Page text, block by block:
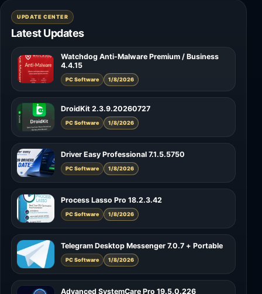
UPDATE CENTER
Latest Updates
Watchdog Anti-Malware Premium / Business
4.4.15
PC Software 1/8/2026
DroidKit 2.3.9.20260727
PC Software 1/8/2026
Driver Easy Professional 7.1.5.5750
PC Software 1/8/2026
Process Lasso Pro 18.2.3.42
PC Software 1/8/2026
Telegram Desktop Messenger 7.0.7 + Portable
PC Software 1/8/2026
Advanced SystemCare Pro 19.5.0.226